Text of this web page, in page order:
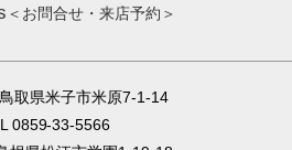
＜お問合せ・来店予約＞
取県米子市米原7-1-14
0859-33-5566